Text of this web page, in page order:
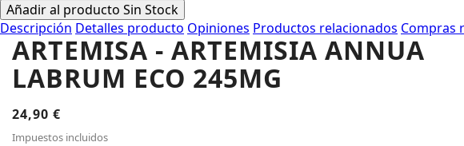
Añadir al producto Sin Stock
Descripción Detalles producto Opiniones Productos relacionados Compras
ARTEMISA - ARTEMISIA ANNUA
LABRUM ECO 245MG
24,90 €
Impuestos incluidos